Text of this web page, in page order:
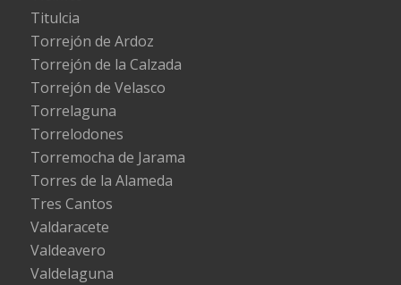
Titulcia
Torrejón de Ardoz
Torrejón de la Calzada
Torrejón de Velasco
Torrelaguna
Torrelodones
Torremocha de Jarama
Torres de la Alameda
Tres Cantos
Valdaracete
Valdeavero
Valdelaguna